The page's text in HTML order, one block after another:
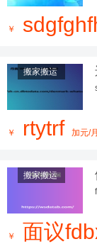
￥
搬家搬运
￥ rtytrf 加元/月
搬家搬运
￥ 面议